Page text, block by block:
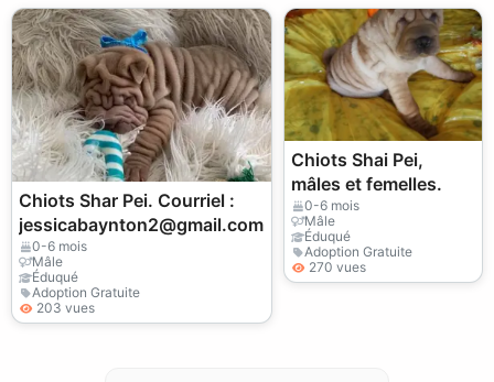
Chiots Shar Pei. Courriel :
jessicabaynton2@gmail.com
0-6 mois
Mâle
Éduqué
Adoption Gratuite
203 vues
Chiots Shai Pei,
mâles et femelles.
0-6 mois
Mâle
Éduqué
Adoption Gratuite
270 vues